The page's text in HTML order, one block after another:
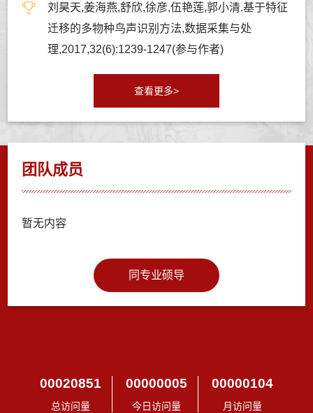
刘昊天,姜海燕,舒欣,徐彦,伍艳莲,郭小清.基于特征
迁移的多物种鸟声识别方法,数据采集与处
理,2017,32(6):1239-1247(参与作者)
查看更多>
团队成员
暂无内容
同专业硕导
00020851
总访问量
00000005
今日访问量
00000104
月访问量